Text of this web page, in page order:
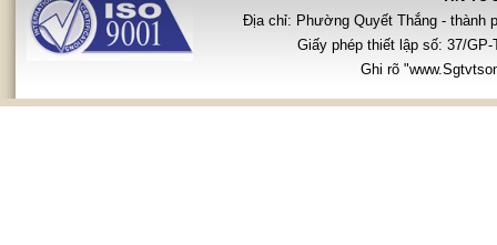
Địa chỉ: Phường Quyết Thắng - thành
Giấy phép thiết lập số: 37/
Ghi rõ